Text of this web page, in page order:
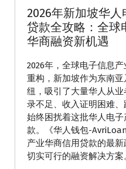
2026年新加坡华
贷款全攻略：全球
华商融资新机遇
2026年，全球电子信息
重构，新加坡作为东南
纽，吸引了大量华人从
录不足、收入证明困难、
始终困扰着这批华人电
款。《华人钱包-
产业华商信用贷款的最
切实可行的融资解决方案